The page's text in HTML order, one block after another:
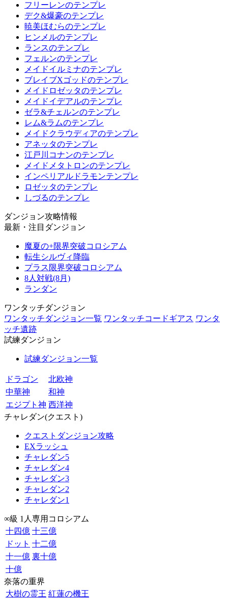
フリーレンのテンプレ
デク&爆豪のテンプレ
暁美ほむらのテンプレ
ヒンメルのテンプレ
ランスのテンプレ
フェルンのテンプレ
メイドイルミナのテンプレ
ブレイブXゴッドのテンプレ
メイドロゼッタのテンプレ
メイドイデアルのテンプレ
ゼラ&チェルンのテンプレ
レム&ラムのテンプレ
メイドクラウディアのテンプレ
アネッタのテンプレ
江戸川コナンのテンプレ
メイドメタトロンのテンプレ
インペリアルドラモンテンプレ
ロゼッタのテンプレ
しづるのテンプレ
ダンジョン攻略情報
最新・注目ダンジョン
魔夏の+限界突破コロシアム
転生シルヴィ降臨
プラス限界突破コロシアム
8人対戦(8月)
ランダン
ワンタッチダンジョン
ワンタッチダンジョン一覧 ワンタッチコードギアス ワンタ
ッチ遺跡
試練ダンジョン
試練ダンジョン一覧
ドラゴン
北欧神
中華神
和神
エジプト神 西洋神
チャレダン(クエスト)
クエストダンジョン攻略
EXラッシュ
チャレダン5
チャレダン4
チャレダン3
チャレダン2
チャレダン1
∞級 1人専用コロシアム
十四億 十三億
ドット 十二億
十一億 裏十億
十億
奈落の重界
大樹の霊王 紅蓮の機王